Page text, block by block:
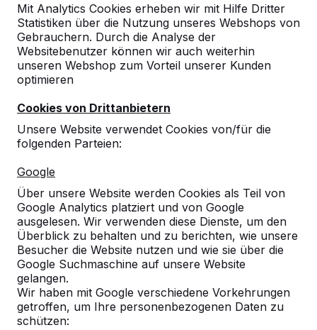
Mit Analytics Cookies erheben wir mit Hilfe Dritter
Statistiken über die Nutzung unseres Webshops von
Gebrauchern. Durch die Analyse der
Websitebenutzer können wir auch weiterhin
unseren Webshop zum Vorteil unserer Kunden
optimieren
Cookies von Drittanbietern
Unsere Website verwendet Cookies von/für die
folgenden Parteien:
Google
Über unsere Website werden Cookies als Teil von
Google Analytics platziert und von Google
ausgelesen. Wir verwenden diese Dienste, um den
Überblick zu behalten und zu berichten, wie unsere
Besucher die Website nutzen und wie sie über die
Google Suchmaschine auf unsere Website
gelangen.
Wir haben mit Google verschiedene Vorkehrungen
getroffen, um Ihre personenbezogenen Daten zu
schützen:
Referenzen
Unsere Produkte finden Sie in ganz Europa
und darüber hinaus. Sehen Sie hier, wo Sie
ein HeBlad-Produkt in Ihrer Nähe finden.
Produkt
Alles anzeigen